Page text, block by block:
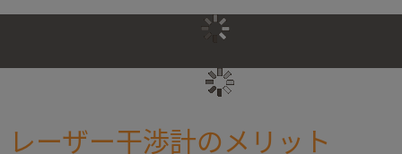
レーザー干渉計のメリット